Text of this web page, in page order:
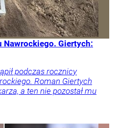
Nawrockiego. Giertych:
podczas rocznicy
Roman Giertych
a ten nie pozostał mu